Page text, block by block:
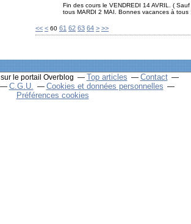
Fin des cours le VENDREDI 14 AVRIL. (
tous MARDI 2 MAI. Bonnes vacances à tous
<< < 10
20
30
40
50
60 61 62 63 64 > >>
sur le portail Overblog Top articles
Contact
C.G.U.
Cookies et données personnelles
Préférences cookies